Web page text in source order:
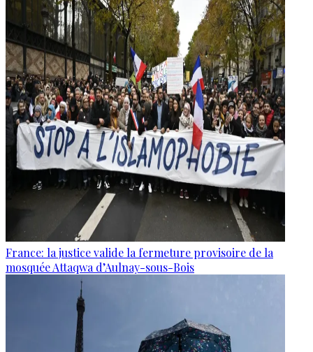
France: la justice valide la fermeture provisoire de la
mosquée Attaqwa d’Aulnay-sous-Bois